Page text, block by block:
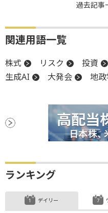
過去記事
関連用語一覧
株式 リスク 投資
生成AI
大発会 地
ランキング
デイリー